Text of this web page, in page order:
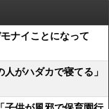
ナイことになって
がハダカで寝てる」